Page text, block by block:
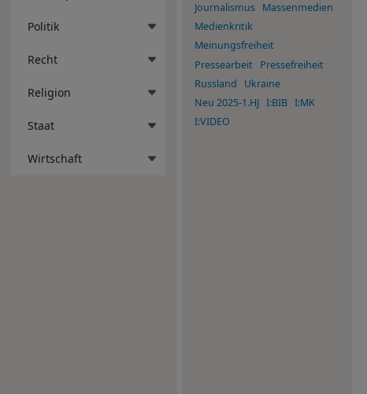
Politik
Recht
Religion
Staat
Wirtschaft
Journalismus
Massenmedien
Medienkritik
Meinungsfreiheit
Pressearbeit
Pressefreiheit
Russland
Ukraine
Neu 2025-1.HJ I:BIB I:MK
I:VIDEO